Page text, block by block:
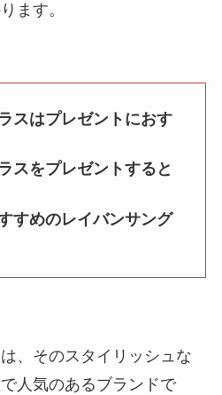
ます。
スはプレゼントにおす
スをプレゼントすると
すめのレイバンサング
、そのスタイリッシュな
人気のあるブランドで